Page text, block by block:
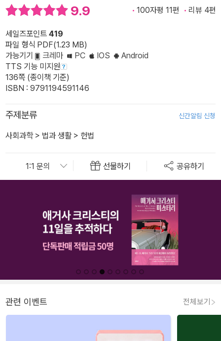
9.9 100자평 11편 리뷰 4편
세일즈포인트 419
파일 형식 PDF(1.23 MB)
가능기기
크레마 PC IOS
Android
TTS 기능 미지원
136쪽 (종이책 기준)
ISBN : 9791194591146
주제분류 신간알림 신청
사회과학> 법과 생활> 헌법
선물하기 공유하기
관련 이벤트 전체보기